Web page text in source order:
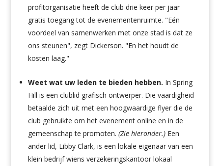
profitorganisatie heeft de club drie keer per jaar
gratis toegang tot de evenementenruimte. "Eén
voordeel van samenwerken met onze stad is dat ze
ons steunen", zegt Dickerson. "En het houdt de
kosten laag."
Weet wat uw leden te bieden hebben. In Spring
Hill is een clublid grafisch ontwerper. Die vaardigheid
betaalde zich uit met een hoogwaardige flyer die de
club gebruikte om het evenement online en in de
gemeenschap te promoten. (Zie hieronder.)Een
ander lid, Libby Clark, is een lokale eigenaar van een
klein bedrijf wiens verzekeringskantoor lokaal